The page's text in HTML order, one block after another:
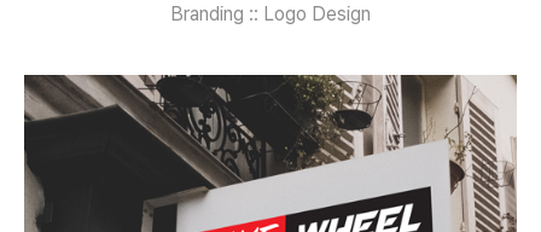
Branding :: Logo Design